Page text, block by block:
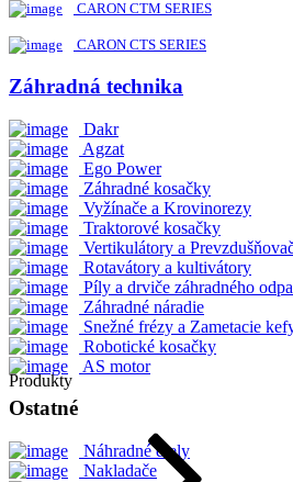
CARON CTM SERIES
CARON CTS SERIES
Záhradná technika
Dakr
Agzat
Ego Power
Záhradné kosačky
Vyžínače a Krovinorezy
Traktorové kosačky
Vertikulátory a
Rotavátory a kultivátory
Píly a drviče záhradného
Záhradné náradie
Snežné frézy a Zametacie
Robotické kosačky
AS motor
Ostatné
Náhradné diely
Nakladače
Produkty